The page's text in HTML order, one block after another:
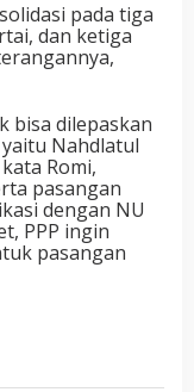
pada tiga
dan ketiga
bisa dilepaskan
Nahdlatul
Romi,
pasangan
dengan NU
PPP ingin
pasangan